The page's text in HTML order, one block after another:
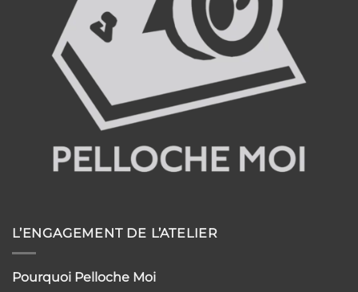
L’ENGAGEMENT DE L’ATELIER
Pourquoi Pelloche Moi